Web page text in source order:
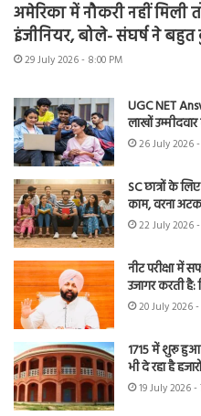
अमेरिका में नौकरी नहीं मिली
इंजीनियर, बोले- संघर्ष ने
29 July 2026 - 8:00 PM
UGC NET
लाखों
26 July 2026 -
SC छात्रों के
काम, वरना
22 July 2026
नीट परीक्षा में
उजागर करती है:
20 July 2026 -
1715 में शुरू हुआ
भी दे रहा है
19 July 2026 -